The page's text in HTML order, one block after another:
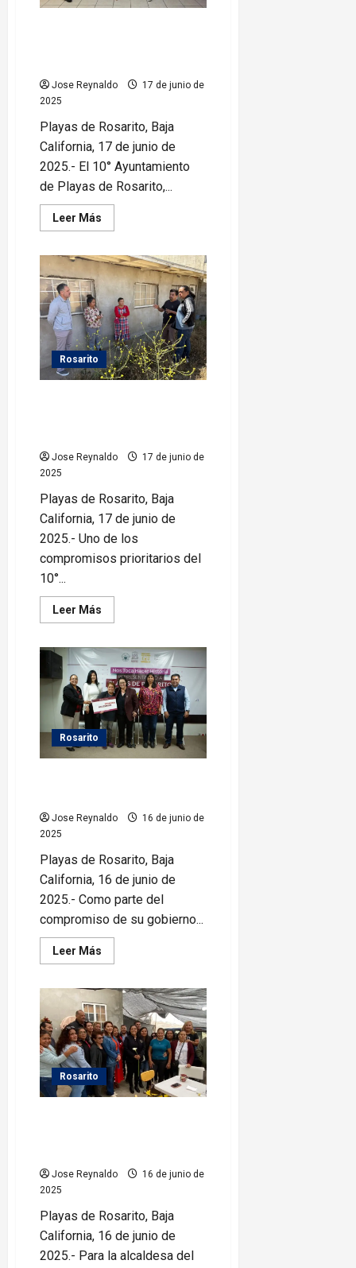
Jose Reynaldo
17 de junio de
2025
Playas de Rosarito, Baja
California, 17 de junio de
2025.- El 10° Ayuntamiento
de Playas de Rosarito,...
Leer Más
más
DIF
Rosarito
imparte
charla
sobre
Menstruación
con
Dignidad
Rosarito
Jose Reynaldo
17 de junio de
2025
Playas de Rosarito, Baja
California, 17 de junio de
2025.- Uno de los
compromisos prioritarios del
10°...
Leer Más
más
Ayuntamiento
de
Rosarito
fortalece
seguridad
con
ciudadanía
Rosarito
Jose Reynaldo
16 de junio de
2025
Playas de Rosarito, Baja
California, 16 de junio de
2025.- Como parte del
compromiso de su gobierno...
Leer Más
más
Rocio
Adame
entrega
apoyos
a
46
familias
rosaritenses
Rosarito
Jose Reynaldo
16 de junio de
2025
Playas de Rosarito, Baja
California, 16 de junio de
2025.- Para la alcaldesa del